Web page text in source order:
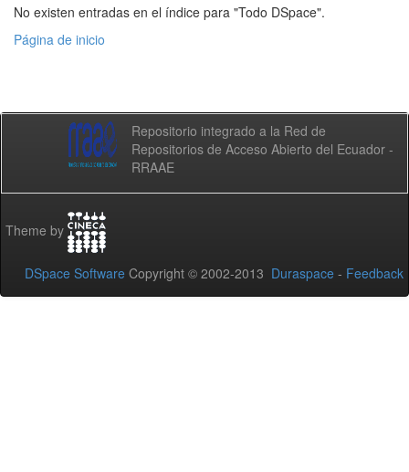
No existen entradas en el índice para "Todo DSpace".
Página de inicio
Repositorio integrado a la Red de
Repositorios de Acceso Abierto del Ecuador -
RRAAE
Theme by
DSpace Software Copyright © 2002-2013 Duraspace - Feedback